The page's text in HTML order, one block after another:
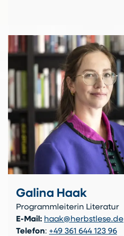
Galina Haak
Programmleiterin Literatur
E-Mail: haak@herbstlese.de
Telefon: +49 361 644 123 96